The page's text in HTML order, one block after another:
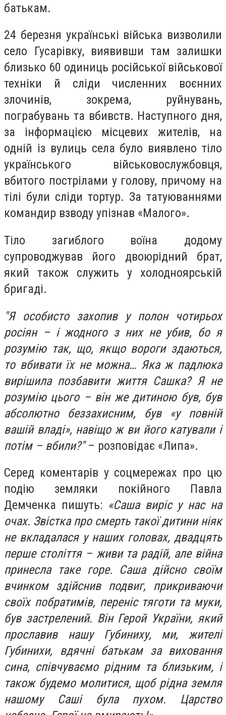
батькам.
24 березня українські війська визволили
село Гусарівку, виявивши там залишки
близько 60 одиниць російської військової
техніки й сліди численних воєнних
злочинів, зокрема, руйнувань,
пограбувань та вбивств. Наступного дня,
за інформацією місцевих жителів, на
одній із вулиць села було виявлено тіло
українського військовослужбовця,
вбитого пострілами у голову, причому на
тілі були сліди тортур. За татуюваннями
командир взводу упізнав «Малого».
Тіло загиблого воїна додому
супроводжував його двоюрідний брат,
який також служить у холодноярській
бригаді.
"Я особисто захопив у полон чотирьох
росіян – і жодного з них не убив, бо я
розумію так, що, якщо вороги здаються,
то вбивати їх не можна… Яка ж падлюка
вирішила позбавити життя Сашка? Я не
розумію цього – він же дитиною був, був
абсолютно беззахисним, був «у повній
вашій владі», навіщо ж ви його катували і
потім – вбили?"– розповідає «Липа».
Серед коментарів у соцмережах про цю
подію земляки покійного Павла
Демченка пишуть: «Саша виріс у нас на
очах. Звістка про смерть такої дитини ніяк
не вкладалася у наших головах, двадцять
перше століття – живи та радій, але війна
принесла таке горе. Саша дійсно своїм
вчинком здійснив подвиг, прикриваючи
своїх побратимів, переніс тяготи та муки,
був застрелений. Він Герой України, який
прославив нашу Губиниху, ми, жителі
Губинихи, вдячні батькам за виховання
сина, співчуваємо рідним та близьким, і
також будемо молитися, щоб рідна земля
нашому Саші була пухом. Царство